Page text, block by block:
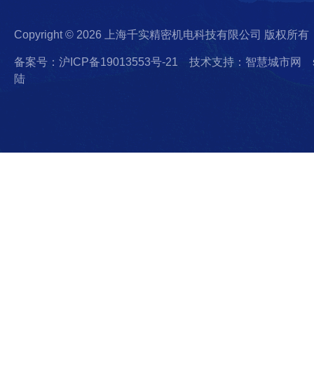
Copyright © 2026 上海千实精密机电科技有限公司 版权所有
备案号：沪ICP备19013553号-21 技术支持：智慧城市网
陆